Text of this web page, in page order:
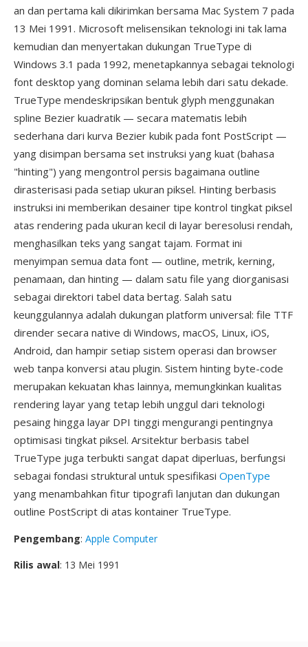
an dan pertama kali dikirimkan bersama Mac System 7 pada
13 Mei 1991. Microsoft melisensikan teknologi ini tak lama
kemudian dan menyertakan dukungan TrueType di
Windows 3.1 pada 1992, menetapkannya sebagai teknologi
font desktop yang dominan selama lebih dari satu dekade.
TrueType mendeskripsikan bentuk glyph menggunakan
spline Bezier kuadratik — secara matematis lebih
sederhana dari kurva Bezier kubik pada font PostScript —
yang disimpan bersama set instruksi yang kuat (bahasa
"hinting") yang mengontrol persis bagaimana outline
dirasterisasi pada setiap ukuran piksel. Hinting berbasis
instruksi ini memberikan desainer tipe kontrol tingkat piksel
atas rendering pada ukuran kecil di layar beresolusi rendah,
menghasilkan teks yang sangat tajam. Format ini
menyimpan semua data font — outline, metrik, kerning,
penamaan, dan hinting — dalam satu file yang diorganisasi
sebagai direktori tabel data bertag. Salah satu
keunggulannya adalah dukungan platform universal: file TTF
dirender secara native di Windows, macOS, Linux, iOS,
Android, dan hampir setiap sistem operasi dan browser
web tanpa konversi atau plugin. Sistem hinting byte-code
merupakan kekuatan khas lainnya, memungkinkan kualitas
rendering layar yang tetap lebih unggul dari teknologi
pesaing hingga layar DPI tinggi mengurangi pentingnya
optimisasi tingkat piksel. Arsitektur berbasis tabel
TrueType juga terbukti sangat dapat diperluas, berfungsi
sebagai fondasi struktural untuk spesifikasi OpenType
yang menambahkan fitur tipografi lanjutan dan dukungan
outline PostScript di atas kontainer TrueType.
Pengembang: Apple Computer
Rilis awal: 13 Mei 1991